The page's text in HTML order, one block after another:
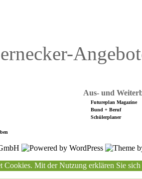
Aus- und
Futureplan Magazine
Bund + Beruf
Schülerplaner
Cookies. Mit der Nutzung erklären Sie